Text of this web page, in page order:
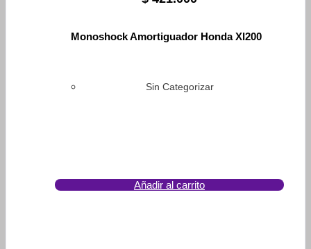
Monoshock Amortiguador Honda Xl200
Sin Categorizar
Añadir al carrito